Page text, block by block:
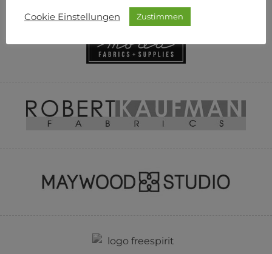
Cookie Einstellungen Zustimmen